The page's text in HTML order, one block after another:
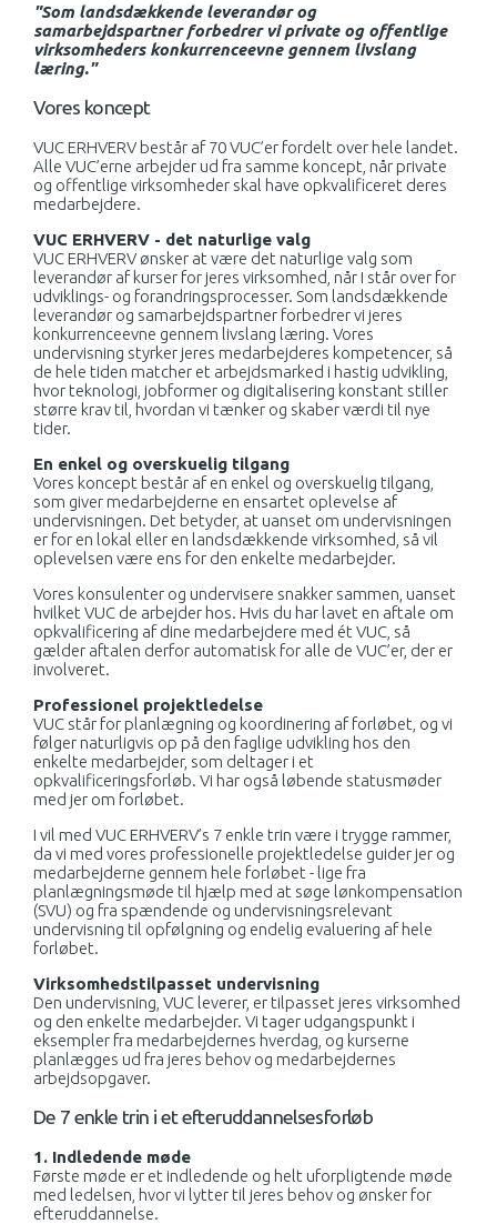
"Som landsdækkende leverandør og
samarbejdspartner forbedrer vi private og offentlige
virksomheders konkurrenceevne gennem livslang
læring."
Vores koncept
VUC ERHVERV består af 70 VUC’er fordelt over hele landet.
Alle VUC’erne arbejder ud fra samme koncept, når private
og offentlige virksomheder skal have opkvalificeret deres
medarbejdere.
VUC ERHVERV - det naturlige valg
VUC ERHVERV ønsker at være det naturlige valg som
leverandør af kurser for jeres virksomhed, når I står over for
udviklings- og forandringsprocesser. Som landsdækkende
leverandør og samarbejdspartner forbedrer vi jeres
konkurrenceevne gennem livslang læring. Vores
undervisning styrker jeres medarbejderes kompetencer, så
de hele tiden matcher et arbejdsmarked i hastig udvikling,
hvor teknologi, jobformer og digitalisering konstant stiller
større krav til, hvordan vi tænker og skaber værdi til nye
tider.
En enkel og overskuelig tilgang
Vores koncept består af en enkel og overskuelig tilgang,
som giver medarbejderne en ensartet oplevelse af
undervisningen. Det betyder, at uanset om undervisningen
er for en lokal eller en landsdækkende virksomhed, så vil
oplevelsen være ens for den enkelte medarbejder.
Vores konsulenter og undervisere snakker sammen, uanset
hvilket VUC de arbejder hos. Hvis du har lavet en aftale om
opkvalificering af dine medarbejdere med ét VUC, så
gælder aftalen derfor automatisk for alle de VUC’er, der er
involveret.
Professionel projektledelse
VUC står for planlægning og koordinering af forløbet, og vi
følger naturligvis op på den faglige udvikling hos den
enkelte medarbejder, som deltager i et
opkvalificeringsforløb. Vi har også løbende statusmøder
med jer om forløbet.
I vil med VUC ERHVERV’s 7 enkle trin være i trygge rammer,
da vi med vores professionelle projektledelse guider jer og
medarbejderne gennem hele forløbet - lige fra
planlægningsmøde til hjælp med at søge lønkompensation
(SVU) og fra spændende og undervisningsrelevant
undervisning til opfølgning og endelig evaluering af hele
forløbet.
Virksomhedstilpasset undervisning
Den undervisning, VUC leverer, er tilpasset jeres virksomhed
og den enkelte medarbejder. Vi tager udgangspunkt i
eksempler fra medarbejdernes hverdag, og kurserne
planlægges ud fra jeres behov og medarbejdernes
arbejdsopgaver.
De 7 enkle trin i et efteruddannelsesforløb
1. Indledende møde
Første møde er et indledende og helt uforpligtende møde
med ledelsen, hvor vi lytter til jeres behov og ønsker for
efteruddannelse.